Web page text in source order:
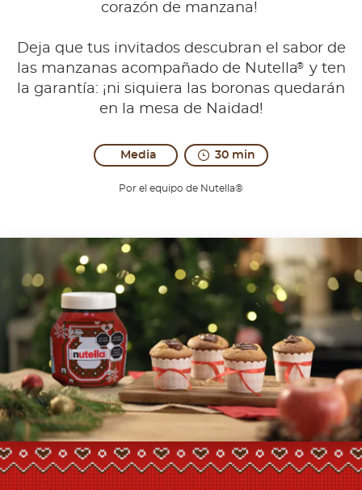
corazón de manzana!
Deja que tus invitados descubran el sabor de
las manzanas acompañado de Nutella®
y ten
la garantía: ¡ni siquiera las boronas quedarán
en la mesa de Naidad!
Media 30 min
Por el equipo de Nutella®